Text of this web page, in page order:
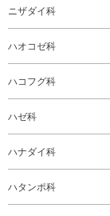
ニザダイ科
ハオコゼ科
ハコフグ科
ハゼ科
ハナダイ科
ハタンポ科